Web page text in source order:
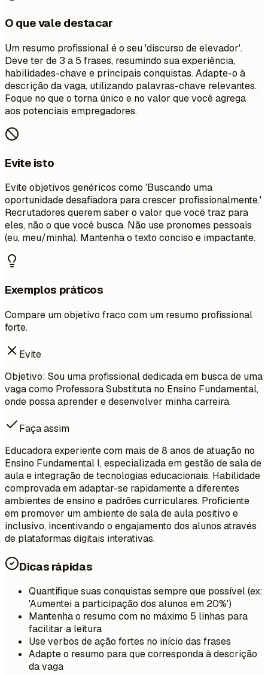
O que vale destacar
Um resumo profissional é o seu 'discurso de elevador'.
Deve ter de 3 a 5 frases, resumindo sua experiência,
habilidades-chave e principais conquistas. Adapte-o à
descrição da vaga, utilizando palavras-chave relevantes.
Foque no que o torna único e no valor que você agrega
aos potenciais empregadores.
Evite isto
Evite objetivos genéricos como 'Buscando uma
oportunidade desafiadora para crescer profissionalmente.'
Recrutadores querem saber o valor que você traz para
eles, não o que você busca. Não use pronomes pessoais
(eu, meu/minha). Mantenha o texto conciso e impactante.
Exemplos práticos
Compare um objetivo fraco com um resumo profissional
forte.
Evite
Objetivo: Sou uma profissional dedicada em busca de uma
vaga como Professora Substituta no Ensino Fundamental,
onde possa aprender e desenvolver minha carreira.
Faça assim
Educadora experiente com mais de 8 anos de atuação no
Ensino Fundamental I, especializada em gestão de sala de
aula e integração de tecnologias educacionais. Habilidade
comprovada em adaptar-se rapidamente a diferentes
ambientes de ensino e padrões curriculares. Proficiente
em promover um ambiente de sala de aula positivo e
inclusivo, incentivando o engajamento dos alunos através
de plataformas digitais interativas.
Dicas rápidas
Quantifique suas conquistas sempre que possível (ex:
'Aumentei a participação dos alunos em 20%')
Mantenha o resumo com no máximo 5 linhas para
facilitar a leitura
Use verbos de ação fortes no início das frases
Adapte o resumo para que corresponda à descrição
da vaga